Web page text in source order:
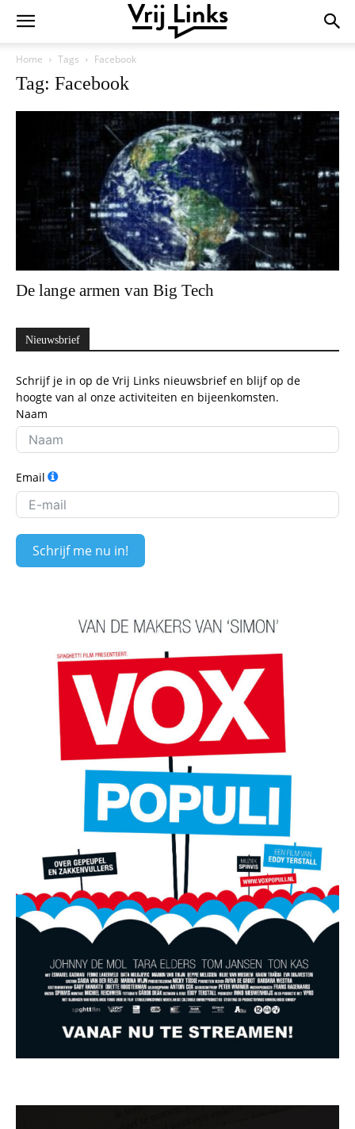
Home Tags Facebook
Tag: Facebook
De lange armen van Big Tech
Nieuwsbrief
Schrijf je in op de Vrij Links nieuwsbrief en blijf op de
hoogte van al onze activiteiten en bijeenkomsten.
Naam
Email
Schrijf me nu in!